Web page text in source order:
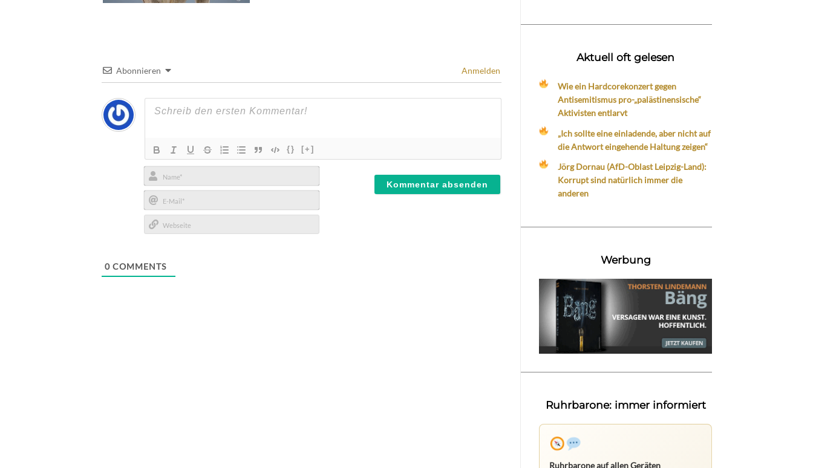
Abonnieren Anmelden
{} [+]
Name*
E-
Mail*
0 COMMENTS
Aktuell oft gelesen
Wie ein Hardcorekonzert gegen
Antisemitismus pro-„palästinensische“
Aktivisten entlarvt
„Ich sollte eine einladende, aber nicht auf
die Antwort eingehende Haltung zeigen“
Jörg Dornau (AfD-Oblast Leipzig-Land):
Korrupt sind natürlich immer die
anderen
Werbung
Ruhrbarone: immer informiert
Ruhrbarone auf allen Geräten